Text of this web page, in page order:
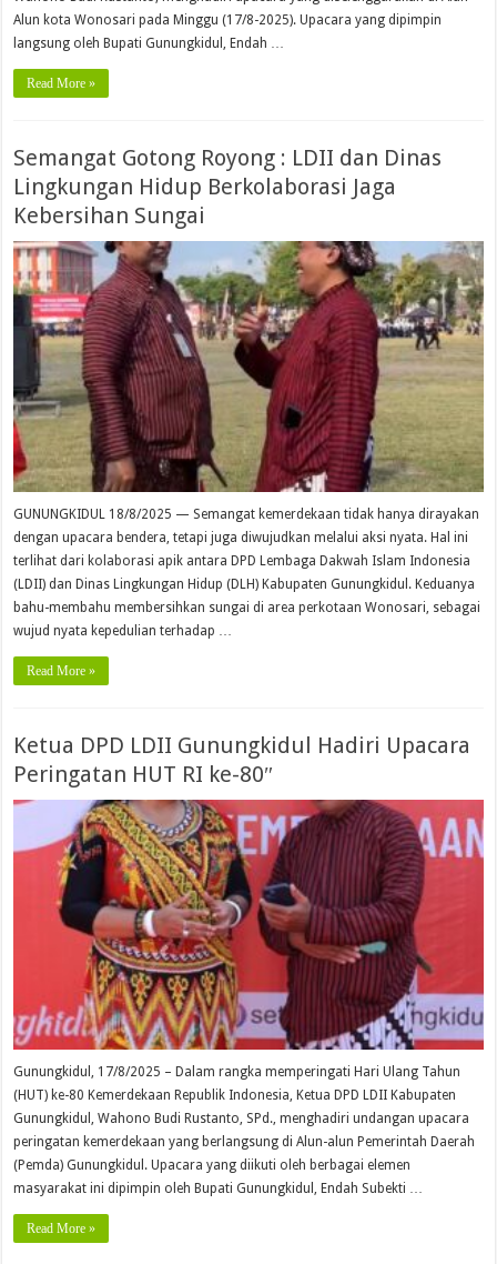
Alun kota Wonosari pada Minggu (17/8-2025). Upacara yang dipimpin
langsung oleh Bupati Gunungkidul, Endah …
Read More »
Semangat Gotong Royong : LDII dan Dinas
Lingkungan Hidup Berkolaborasi Jaga
Kebersihan Sungai
GUNUNGKIDUL 18/8/2025 — Semangat kemerdekaan tidak hanya dirayakan
dengan upacara bendera, tetapi juga diwujudkan melalui aksi nyata. Hal ini
terlihat dari kolaborasi apik antara DPD Lembaga Dakwah Islam Indonesia
(LDII) dan Dinas Lingkungan Hidup (DLH) Kabupaten Gunungkidul. Keduanya
bahu-membahu membersihkan sungai di area perkotaan Wonosari, sebagai
wujud nyata kepedulian terhadap …
Read More »
Ketua DPD LDII Gunungkidul Hadiri Upacara
Peringatan HUT RI ke-80″
Gunungkidul, 17/8/2025 – Dalam rangka memperingati Hari Ulang Tahun
(HUT) ke-80 Kemerdekaan Republik Indonesia, Ketua DPD LDII Kabupaten
Gunungkidul, Wahono Budi Rustanto, SPd., menghadiri undangan upacara
peringatan kemerdekaan yang berlangsung di Alun-alun Pemerintah Daerah
(Pemda) Gunungkidul. Upacara yang diikuti oleh berbagai elemen
masyarakat ini dipimpin oleh Bupati Gunungkidul, Endah Subekti …
Read More »